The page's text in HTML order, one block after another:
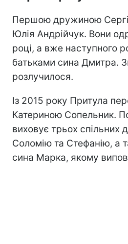
Першою дружиною
Юлія Андрійчук. Вони
році, а вже наступного
батьками сина Дмитра.
розлучилося.
Із 2015 року Притула
Катериною Сопельник.
виховує трьох спільних
Соломію та Стефанію, а
сина Марка, якому